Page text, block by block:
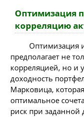
Оптимизация
корреляцию
Оптимизация
предполагает не
корреляцией, но и
доходность
Марковица,
оптимальное
риск при заданной